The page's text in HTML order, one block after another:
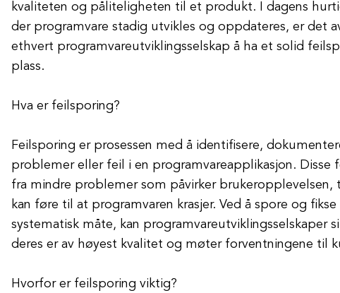
kvaliteten og påliteligheten til et produkt. I dagens
der programvare stadig utvikles og oppdateres, er det
ethvert programvareutviklingsselskap å ha et solid
plass.
Hva er feilsporing?
Feilsporing er prosessen med å identifisere,
problemer eller feil i en programvareapplikasjon. Disse
fra mindre problemer som påvirker brukeropplevelsen,
kan føre til at programvaren krasjer. Ved å spore og
systematisk måte, kan programvareutviklingsselskaper
deres er av høyest kvalitet og møter forventningene til
Hvorfor er feilsporing viktig?